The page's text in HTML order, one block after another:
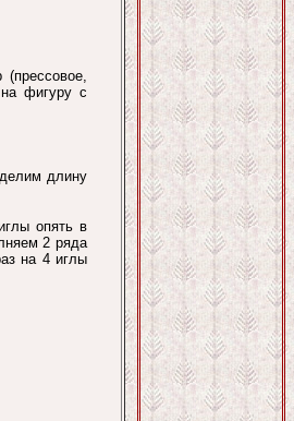
(прессовое,
фигуру с
длину
опять в
2 ряда
на 4 иглы